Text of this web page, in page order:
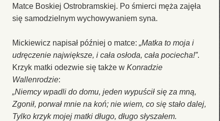
Matce Boskiej Ostrobramskiej. Po śmierci męża zajęła
się samodzielnym wychowywaniem syna.
Mickiewicz napisał później o matce: „Matka to moja i
udręczenie największe, i cała osłoda, cała pociecha!”.
Krzyk matki odezwie się także w Konradzie
Wallenrodzie:
„Niemcy wpadli do domu, jeden wypuścił się za mną,
Zgonił, porwał mnie na koń; nie wiem, co się stało dalej,
Tylko krzyk mojej matki długo, długo słyszałem.